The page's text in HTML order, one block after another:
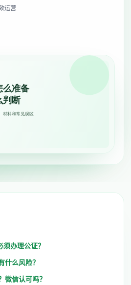
运营
办理公证？
什么风险？
微信认可吗？